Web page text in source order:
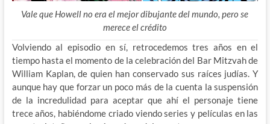
Vale que Howell no era el mejor dibujante del mundo, pero se
merece el crédito
Volviendo al episodio en sí, retrocedemos tres años en el
tiempo hasta el momento de la celebración del Bar Mitzvah de
William Kaplan, de quien han conservado sus raíces judías. Y
aunque hay que forzar un poco más de la cuenta la suspensión
de la incredulidad para aceptar que ahí el personaje tiene
trece años, habiéndome criado viendo series y películas en las